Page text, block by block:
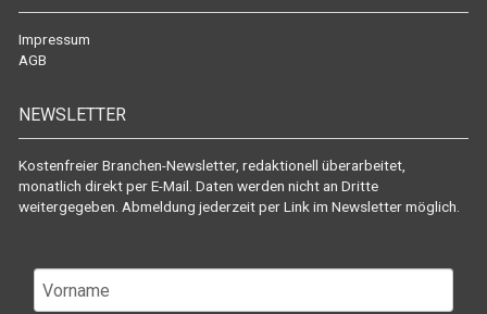
Impressum
AGB
NEWSLETTER
Kostenfreier Branchen-Newsletter, redaktionell überarbeitet,
monatlich direkt per E-Mail. Daten werden nicht an Dritte
weitergegeben. Abmeldung jederzeit per Link im Newsletter möglich.